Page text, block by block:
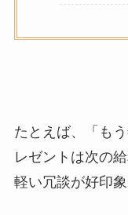
たとえば、
「も
レゼントは次の
軽い冗談が好印